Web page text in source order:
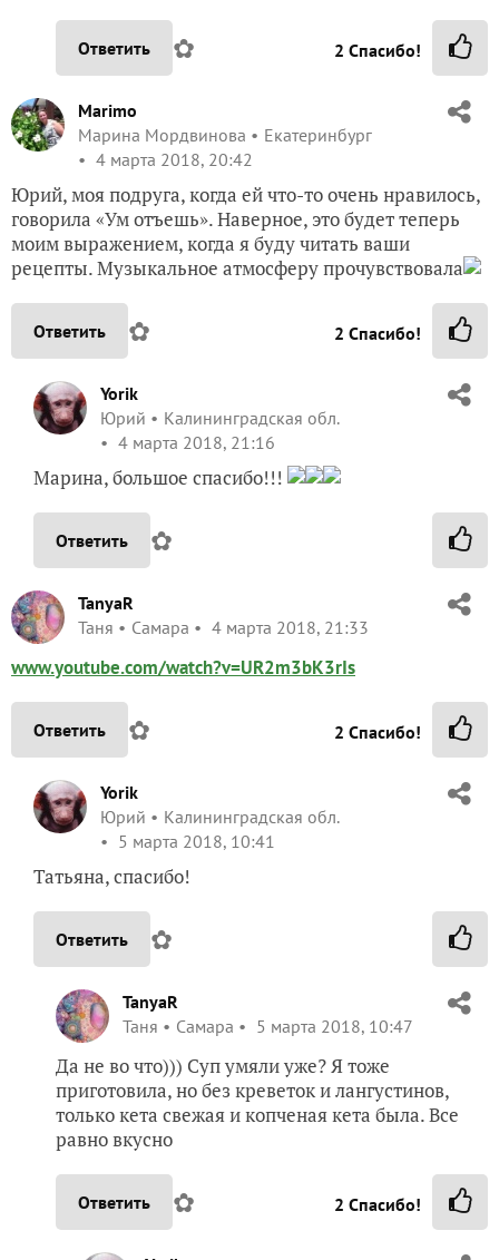
Ответить ✿ 2 Спасибо!
Marimo
Марина Мордвинова
Екатеринбург
4 марта 2018, 20:42
Юрий, моя подруга, когда ей что-то очень нравилось,
говорила «Ум отъешь». Наверное, это будет теперь
моим выражением, когда я буду читать ваши
рецепты. Музыкальное атмосферу прочувствовала
Ответить ✿ 2 Спасибо!
Yorik
Юрий
Калининградская обл.
4 марта 2018, 21:16
Марина, большое спасибо!!!
Ответить ✿
TanyaR
Таня
Самара 4 марта 2018, 21:33
www.youtube.com/watch?v=UR2m3bK3rIs
Ответить ✿ 2 Спасибо!
Yorik
Юрий
Калининградская обл.
5 марта 2018, 10:41
Татьяна, спасибо!
Ответить ✿
TanyaR
Таня
Самара 5 марта 2018, 10:47
Да не во что))) Суп умяли уже? Я тоже
приготовила, но без креветок и лангустинов,
только кета свежая и копченая кета была. Все
равно вкусно
Ответить ✿ 2 Спасибо!